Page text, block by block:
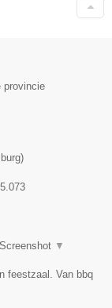
provincie
)
Screenshot ▼
feestzaal. Van bbq